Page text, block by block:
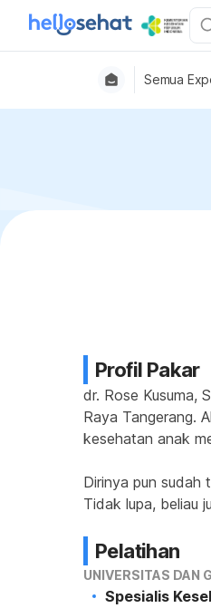
Semua
Profil Pakar
dr. Rose Kusuma,
Raya Tangerang.
kesehatan anak
Dirinya pun
Tidak lupa, beliau
Pelatihan
UNIVERSITAS DAN
Spesialis